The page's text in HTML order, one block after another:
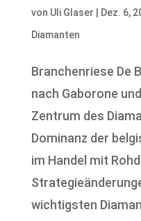
von Uli Glaser Dez. 6,
Diamanten
Branchenriese De
nach Gaborone
Zentrum des
Dominanz der
im Handel mit
wichtigsten